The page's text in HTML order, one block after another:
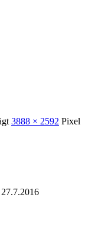
3888 × 2592 Pixel